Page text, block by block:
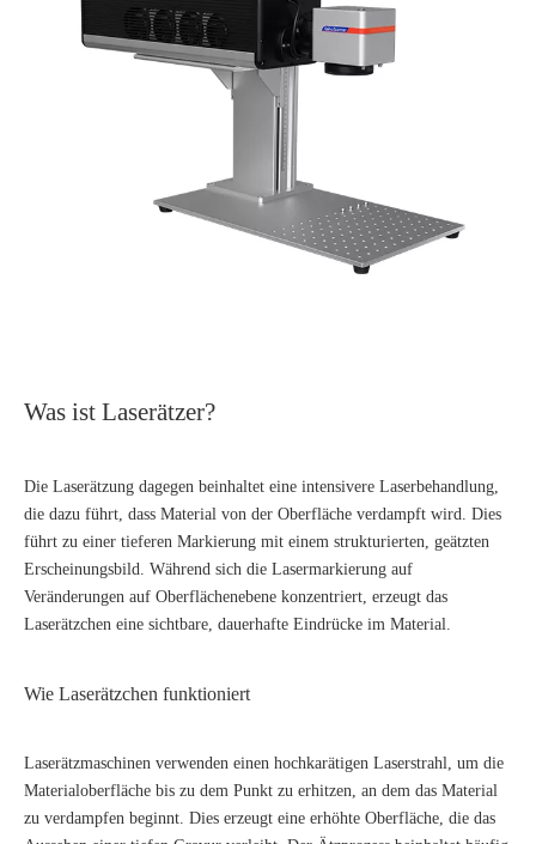
Was ist Laserätzer?
Die Laserätzung dagegen beinhaltet eine intensivere Laserbehandlung,
die dazu führt, dass Material von der Oberfläche verdampft wird. Dies
führt zu einer tieferen Markierung mit einem strukturierten, geätzten
Erscheinungsbild. Während sich die Lasermarkierung auf
Veränderungen auf Oberflächenebene konzentriert, erzeugt das
Laserätzchen eine sichtbare, dauerhafte Eindrücke im Material.
Wie Laserätzchen funktioniert
Laserätzmaschinen verwenden einen hochkarätigen Laserstrahl, um die
Materialoberfläche bis zu dem Punkt zu erhitzen, an dem das Material
zu verdampfen beginnt. Dies erzeugt eine erhöhte Oberfläche, die das